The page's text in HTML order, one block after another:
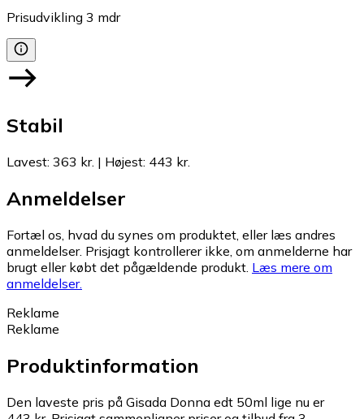
Prisudvikling 3 mdr
Stabil
Lavest: 363 kr. | Højest: 443 kr.
Anmeldelser
Fortæl os, hvad du synes om produktet, eller læs andres
anmeldelser. Prisjagt kontrollerer ikke, om anmelderne har
brugt eller købt det pågældende produkt. Læs mere om
anmeldelser.
Reklame
Reklame
Produktinformation
Den laveste pris på Gisada Donna edt 50ml lige nu er